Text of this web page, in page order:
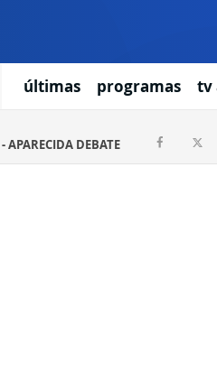
últimas programas tv
APARECIDA DEBATE